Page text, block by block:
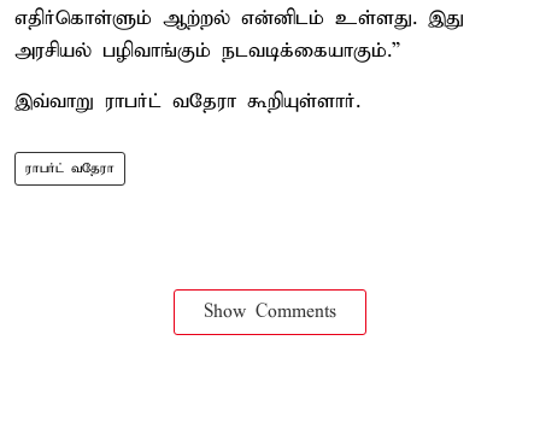
எதிர்கொள்ளும் ஆற்றல் என்னிடம் உள்ளது. இது
அரசியல் பழிவாங்கும் நடவடிக்கையாகும்.”
இவ்வாறு ராபர்ட் வதேரா கூறியுள்ளார்.
ராபர்ட் வதேரா
Show Comments